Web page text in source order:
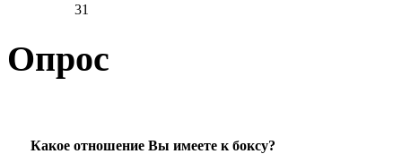
31
Опрос
Какое отношение Вы имеете к боксу?